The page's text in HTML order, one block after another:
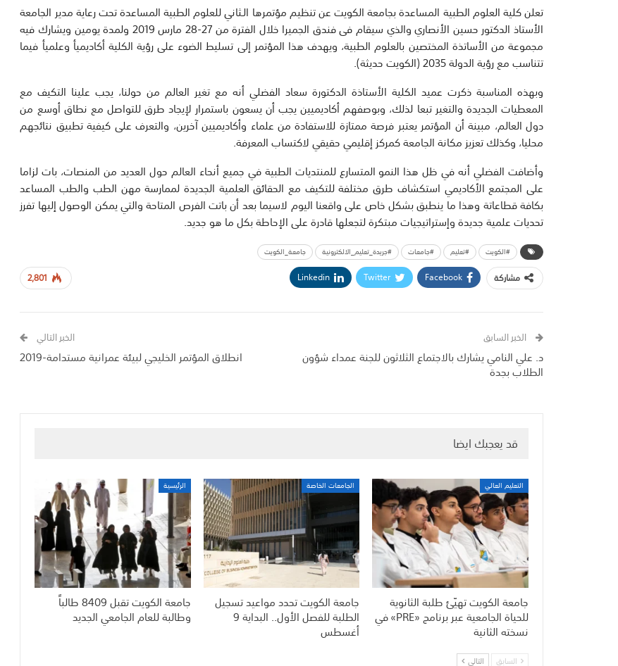
تعلن كلية العلوم الطبية المساعدة بجامعة الكويت عن تنظيم مؤتمرها الـثاني للعلوم الطبية المساعدة تحت رعاية مدير الجامعة
الأستاذ الدكتور حسين الأنصاري والذي سيقام فى فندق الجميرا خلال الفترة من 27-28 مارس 2019 ولمدة يومين ويشارك فيه
مجموعة من الأساتذة المختصين بالعلوم الطبية، ويهدف هذا المؤتمر إلى تسليط الضوء على رؤية الكلية أكاديميأ وعلميأ فيما
تتناسب مع رؤية الدولة 2035 (الكويت حديثة).
وبهذه المناسبة ذكرت عميد الكلية الأستاذة الدكتورة سعاد الفضلي أنه مع تغير العالم من حولنا، يجب علينا التكيف مع
المعطيات الجديدة والتغير تبعا لذلك، وبوصفهم أكاديميين يجب أن يسعون باستمرار لإيجاد طرق للتواصل مع نطاق أوسع من
دول العالم، مبينة أن المؤتمر يعتبر فرصة ممتازة للاستفادة من علماء وأكاديميين آخرين، والتعرف على كيفية تطبيق نتائجهم
محليا، وكذلك تعزيز مكانة الجامعة كمركز إقليمي حقيقي لاكتساب المعرفة.
وأضافت الفضلي أنه في ظل هذا النمو المتسارع للمنتديات الطبية في جميع أنحاء العالم حول العديد من المنصات، بات لزاما
على المجتمع الأكاديمي استكشاف طرق مختلفة للتكيف مع الحقائق العلمية الجديدة لممارسة مهن الطب والطب المساعد
بكافة قطاعاتة وهذا ما ينطبق بشكل خاص على واقعنا اليوم لاسيما بعد أن باتت الفرص المتاحة والتي يمكن الوصول إليها تفرز
تحديات علمية جديدة وإستراتيجيات مبتكرة لتجعلها قادرة على الإحاطة بكل ما هو جديد.
#الكويت #تعليم #جامعات #جريدة_تعليم_الالكترونية جامعة_الكويت
2,801 مشاركة Facebook
Twitter
Linkedin
الخبر السابق
د. علي النامي يشارك بالاجتماع الثلاثون للجنة عمداء شؤون
الطلاب بجدة
الخبر التالي
انطلاق المؤتمر الخليجي لبيئة عمرانية مستدامة-2019
قد يعجبك ايضا
التعليم العالي
جامعة الكويت تهيّئ طلبة الثانوية
للحياة الجامعية عبر برنامج «PRE» في
نسخته الثانية
الجامعات الخاصة
جامعة الكويت تحدد مواعيد تسجيل
الطلبة للفصل الأول.. البداية 9
أغسطس
الرئيسية
جامعة الكويت تقبل 8409 طالباً
وطالبة للعام الجامعي الجديد
السابق التالي